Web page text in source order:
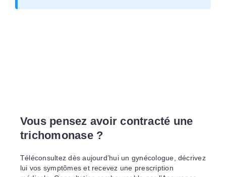
Vous pensez avoir contracté une
trichomonase ?
Téléconsultez dès aujourd’hui un gynécologue, décrivez
lui vos symptômes et recevez une prescription